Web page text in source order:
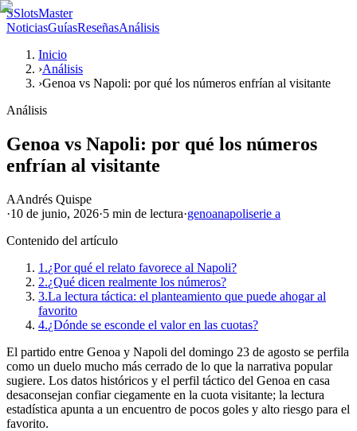
SSlotsMaster
NoticiasGuíasReseñasAnálisis
Inicio
›Análisis
›Genoa vs Napoli: por qué los números enfrían al visitante
Análisis
Genoa vs Napoli: por qué los números
enfrían al visitante
AAndrés Quispe
·10 de junio, 2026·5 min de lectura·genoanapoliserie a
Contenido del artículo
1.¿Por qué el relato favorece al Napoli?
2.¿Qué dicen realmente los números?
3.La lectura táctica: el planteamiento que puede ahogar al
favorito
4.¿Dónde se esconde el valor en las cuotas?
El partido entre Genoa y Napoli del domingo 23 de agosto se perfila
como un duelo mucho más cerrado de lo que la narrativa popular
sugiere. Los datos históricos y el perfil táctico del Genoa en casa
desaconsejan confiar ciegamente en la cuota visitante; la lectura
estadística apunta a un encuentro de pocos goles y alto riesgo para el
favorito.